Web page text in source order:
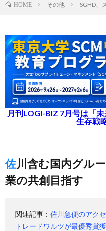
HOME その他 SGHD、
月刊LOGI-BIZ 7月号は「
生存戦
佐川含む国内グループ事業会社10社と新事
業の共創目指す
関連記事： 佐川急便のアク
トレードワルツが最優秀賞